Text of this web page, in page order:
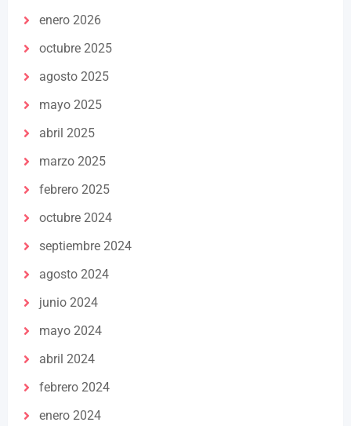
enero 2026
octubre 2025
agosto 2025
mayo 2025
abril 2025
marzo 2025
febrero 2025
octubre 2024
septiembre 2024
agosto 2024
junio 2024
mayo 2024
abril 2024
febrero 2024
enero 2024